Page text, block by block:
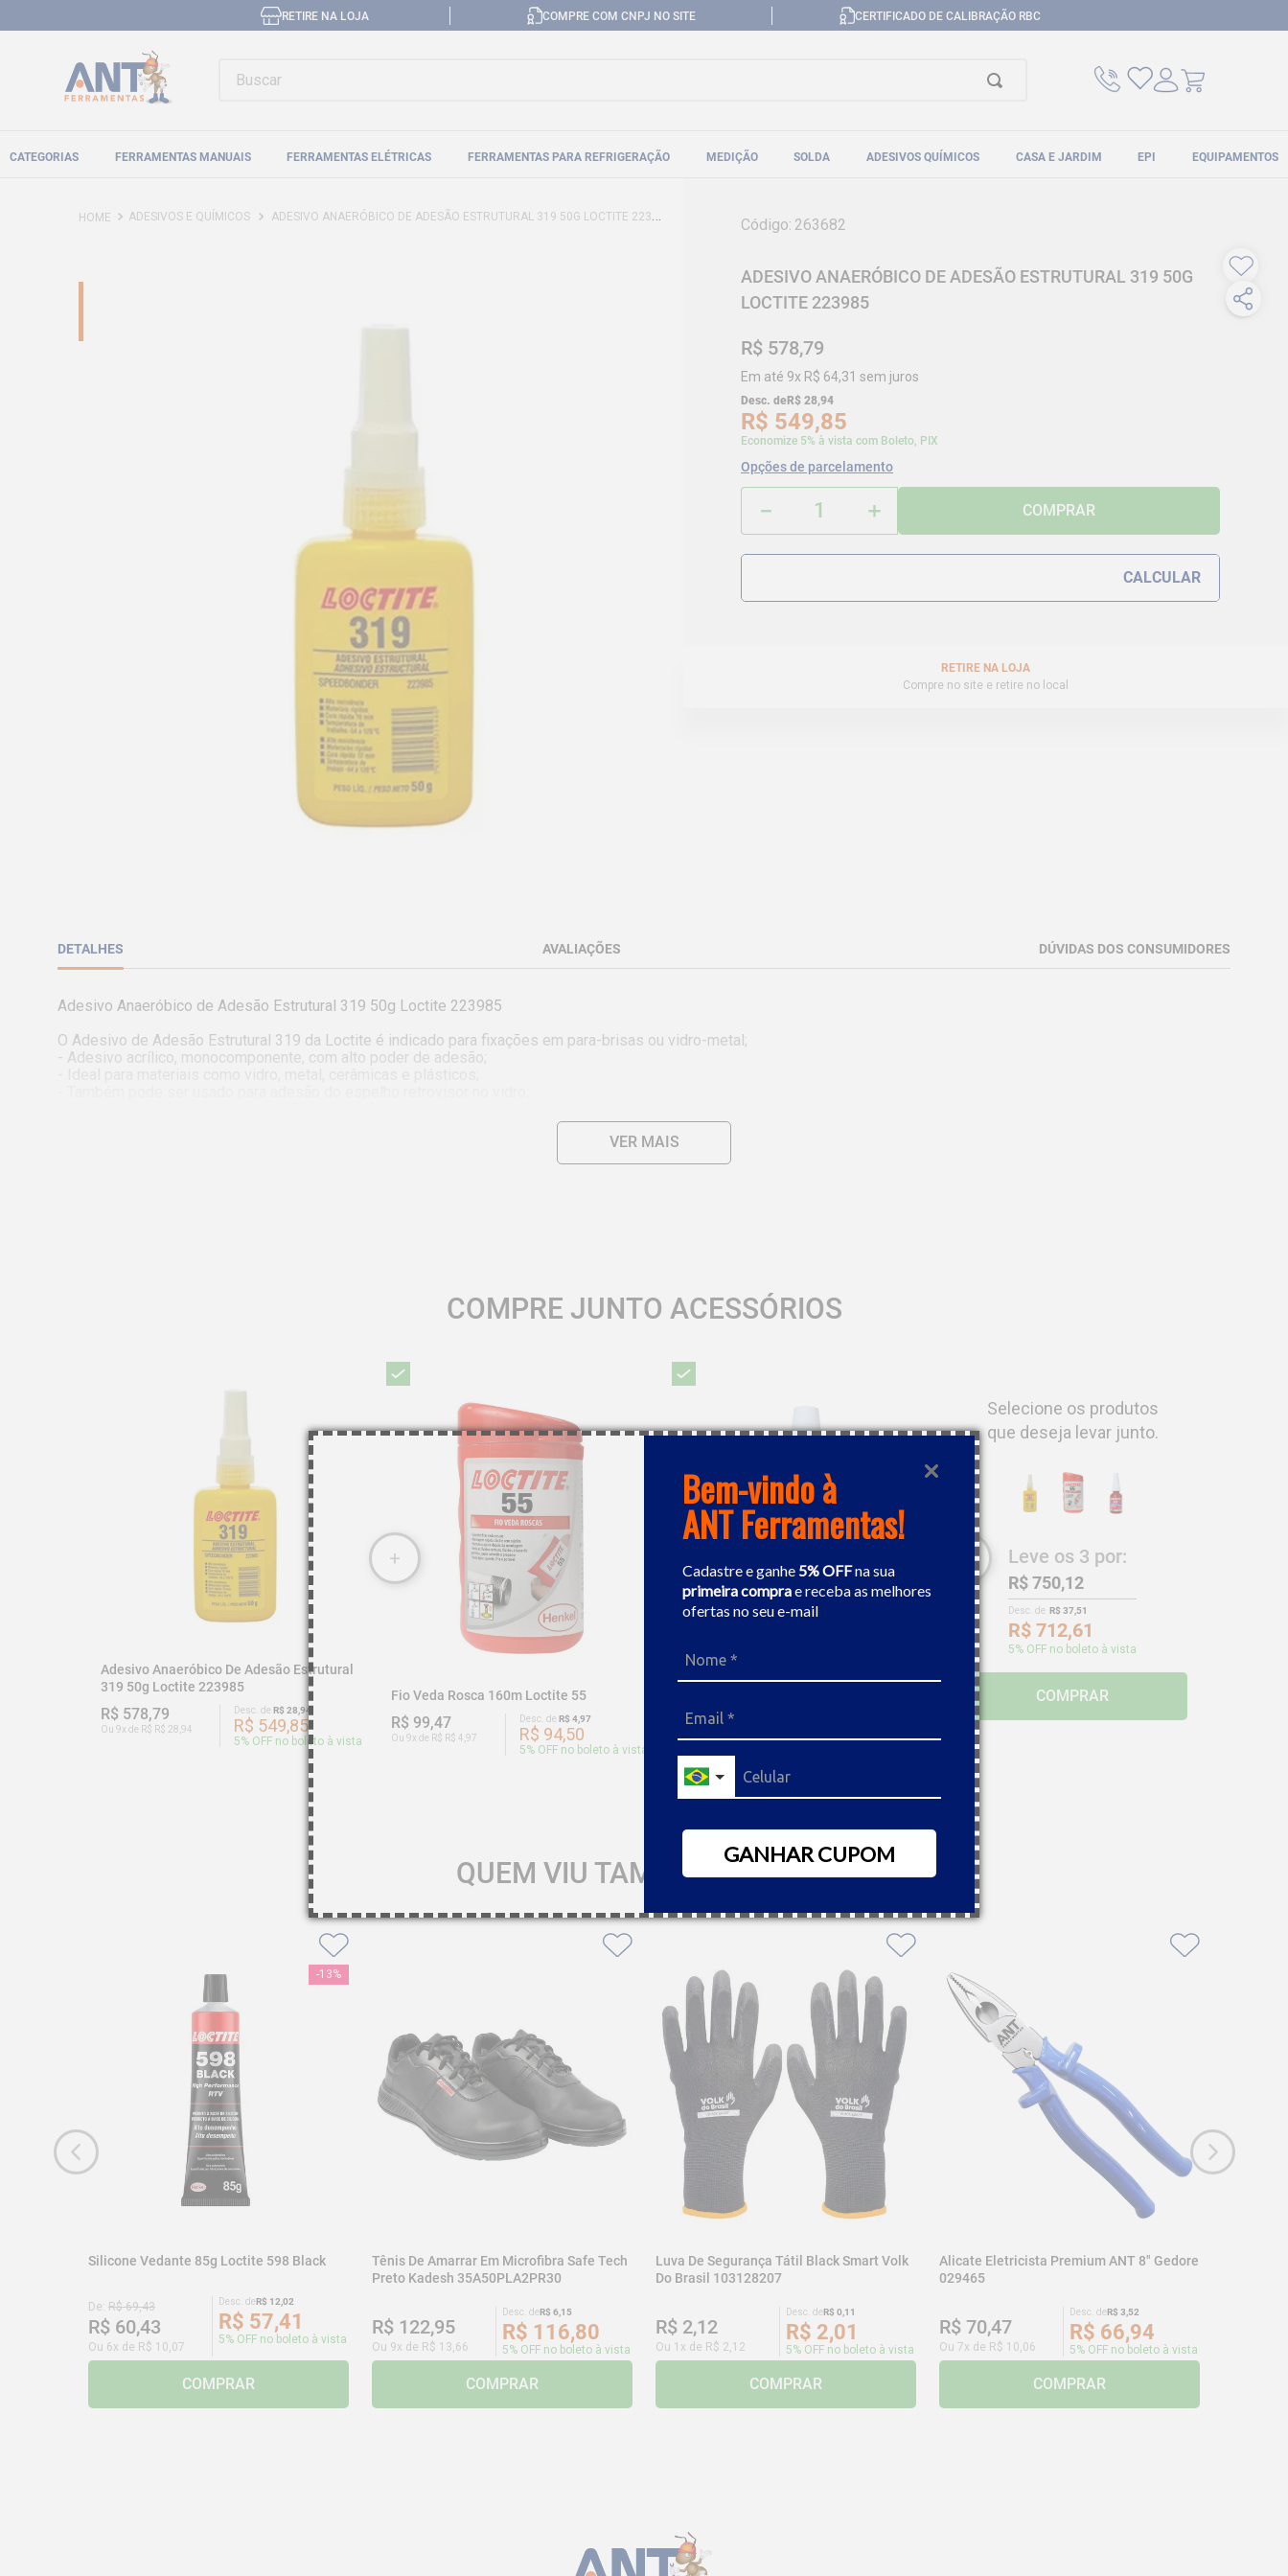
Bem-vindo à
ANT Ferramentas!
Cadastre e ganhe5% OFFna sua
primeira comprae receba as melhores
ofertas no seu e-mail
GANHAR CUPOM
RETIRE NA LOJA COMPRE COM CNPJ NO SITE CERTIFICADO DE CALIBRAÇÃO RBC
CATEGORIAS FERRAMENTAS MANUAIS FERRAMENTAS ELÉTRICAS FERRAMENTAS PARA REFRIGERAÇÃO MEDIÇÃO SOLDA ADESIVOS QUÍMICOS CASA E JARDIM EPI EQUIPAMENTOS
ADESIVOS E QUÍMICOS ADESIVO ANAERÓBICO DE ADESÃO ESTRUTURAL 319 50G LOCTITE 223985 Código: 263682
ADESIVO ANAERÓBICO DE ADESÃO ESTRUTURAL 319 50G
LOCTITE 223985
R$ 578,79
Em até 9x R$ 64,31 sem juros
Desc. deR$ 28,94
R$ 549,85
Economize 5% à vista com Boleto, PIX
Opções de parcelamento
＋
－ COMPRAR
RETIRE NA LOJA
Compre no site e retire no local
DETALHES AVALIAÇÕES DÚVIDAS DOS CONSUMIDORES
Adesivo Anaeróbico de Adesão Estrutural 319 50g Loctite 223985
O Adesivo de Adesão Estrutural 319 da Loctite é indicado para fixações em para-brisas ou vidro-metal;
- Adesivo acrílico, monocomponente, com alto poder de adesão;
- Com o uso de uma ativador é possível ter garantias de uma cura rápida e confiável
VER MAIS
COMPRE JUNTO ACESSÓRIOS
Adesivo Anaeróbico De Adesão Estrutural
319 50g Loctite 223985
R$ 578,79
Ou 9x de R$ R$ 28,94
Desc. de R$ 28,94
R$ 549,85
5% OFF no boleto à vista
Fio Veda Rosca 160m Loctite 55
R$ 99,47
Ou 9x de R$ R$ 4,97
Desc. de R$ 4,97
R$ 94,50
5% OFF no boleto à vista
R$ 71,86
Ou 7x de R$ R$ 3,59 R$ 68,27
Selecione os produtos
que deseja levar junto.
Leve os 3 por:
R$ 750,12
Desc. de R$ 37,51
R$ 712,61
5% OFF no boleto à vista
COMPRAR
QUEM VIU TAMBÉM GOSTOU
-13%
Silicone Vedante 85g Loctite 598 Black
De:R$ 69,43
R$ 60,43
Ou 6x de R$ 10 07
Desc. deR$ 12 02
R$ 57,41
5% OFF no boleto à vista
COMPRAR
Tênis De Amarrar Em Microfibra Safe Tech
Preto Kadesh 35A50PLA2PR30
R$ 122,95
Ou 9x de R$ 13 66
Desc. deR$ 6, 15
R$ 116,80
5% OFF no boleto à vista
COMPRAR
Luva De Segurança Tátil Black Smart Volk
Do Brasil 103128207
R$ 2,12
Ou 1 x de R$ 2 12
Desc. deR$ 0 11
R$ 2,01
5% OFF no boleto à vista
COMPRAR
Alicate Eletricista Premium ANT 8" Gedore
029465
R$ 70,47
Ou7x de R$ 10 06
Desc. deR$ 3 52
R$ 66,94
5% OFF no boleto à vista
COMPRAR